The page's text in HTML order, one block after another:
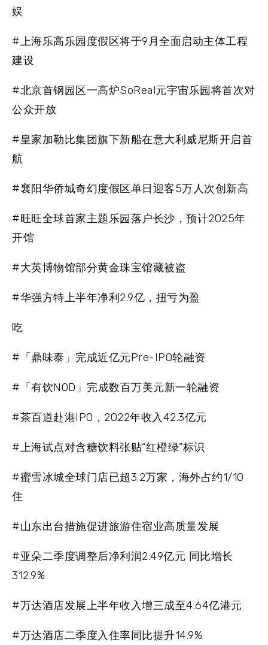
娱
#上海乐高乐园度假区将于9月全面启动主体工程
建设
#北京首钢园区一高炉SoReal元宇宙乐园将首次对
公众开放
#皇家加勒比集团旗下新船在意大利威尼斯开启首
航
#襄阳华侨城奇幻度假区单日迎客5万人次创新高
#旺旺全球首家主题乐园落户长沙，预计2025年
开馆
#大英博物馆部分黄金珠宝馆藏被盗
#华强方特上半年净利2.9亿，扭亏为盈
吃
#「鼎味泰」完成近亿元Pre-IPO轮融资
#「有饮NOD」完成数百万美元新一轮融资
#茶百道赴港IPO，2022年收入42.3亿元
#上海试点对含糖饮料张贴“红橙绿”标识
#蜜雪冰城全球门店已超3.2万家，海外占约1/10
住
#山东出台措施促进旅游住宿业高质量发展
#亚朵二季度调整后净利润2.49亿元 同比增长
312.9%
#万达酒店发展上半年收入增三成至4.64亿港元
#万达酒店二季度入住率同比提升14.9%